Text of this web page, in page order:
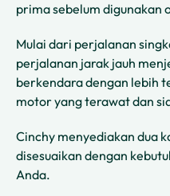
prima sebelum digunakan
Mulai dari perjalanan
perjalanan jarak jauh
berkendara dengan lebih
motor yang terawat dan
Cinchy menyediakan dua
disesuaikan dengan
Anda.